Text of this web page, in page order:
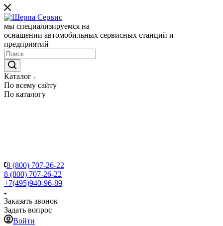
мы специализируемся на
оснащении автомобильных сервисных станций и
предприятий
Каталог
По всему сайту
По каталогу
8 (800) 707-26-22
8 (800) 707-26-22
+7(495)940-96-89
Заказать звонок
Задать вопрос
Войти